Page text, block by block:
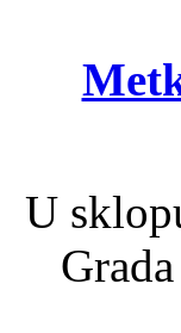
U